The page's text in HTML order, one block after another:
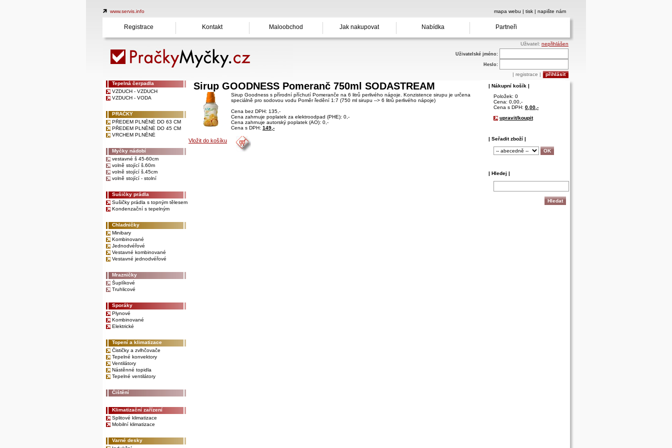
Sirup GOODNESS Pomeranč 750ml SODASTREAM
Sirup Goodness s přírodní příchutí Pomeranče na 6 litrů perlivého nápoje. Konzistence sirupu je určena
speciálně pro sodovou vodu Poměr ředění 1:7 (750 ml sirupu --> 6 litrů perlivého nápoje)
Cena bez DPH: 135,-
Cena zahrnuje poplatek za elektroodpad (PHE): 0,-
Cena zahrnuje autorský poplatek (AO): 0,-
Cena s DPH: 149,-
Vložit do košíku
| Nákupní košík |
Položek: 0
Cena: 0,00,-
Cena s DPH: 0,00,-
upravit/koupit
| Seřadit zboží |
| Hledej |
Tepelná čerpadla
VZDUCH - VZDUCH
VZDUCH - VODA
PRAČKY
PŘEDEM PLNĚNÉ DO 63 CM
PŘEDEM PLNĚNÉ DO 45 CM
VRCHEM PLNĚNÉ
Myčky nádobí
vestavné š 45-60cm
volně stojící š.60m
volně stojící š.45cm
volně stojící - stolní
Sušičky prádla
Sušičky prádla s topným tělesem
Kondenzační s tepelným
Chladničky
Minibary
Kombinované
Jednodvéřové
Vestavné kombinované
Vestavné jednodvéřové
Mrazničky
Šuplíkové
Truhlicové
Sporáky
Plynové
Kombinované
Elektrické
Topení a klimatizace
Čističky a zvlhčovače
Tepelné konvektory
Ventilátory
Nástěnné topidla
Tepelné ventilátory
Čištění
Klimatizační zařízení
Splitové klimatizace
Mobilní klimatizace
Varné desky
www.servis.info mapa webu | tisk | napište nám
Uživatel: nepřihlášen
Uživatelské jméno:
Heslo:
| registrace |
Registrace Kontakt Maloobchod Jak nakupovat Nabídka Partneři